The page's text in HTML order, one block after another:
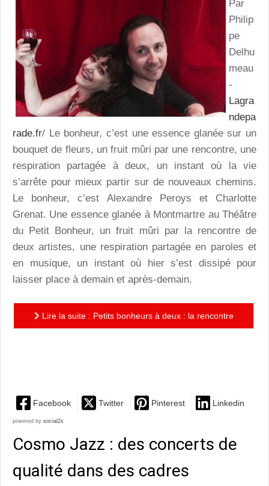
Par
Philip
pe
Delhu
meau
-
Lagra
ndepa
rade.fr/ Le bonheur, c’est une essence glanée sur un
bouquet de fleurs, un fruit mûri par une rencontre, une
respiration partagée à deux, un instant où la vie
s’arrête pour mieux partir sur de nouveaux chemins.
Le bonheur, c’est Alexandre Peroys et Charlotte
Grenat. Une essence glanée à Montmartre au Théâtre
du Petit Bonheur, un fruit mûri par la rencontre de
deux artistes, une respiration partagée en paroles et
en musique, un instant où hier s’est dissipé pour
laisser place à demain et après-demain.
Lire la suite : Petits bonheurs à deux : la rencontre
Facebook Twitter Pinterest Linkedin
powered by social2s
Cosmo Jazz : des concerts de
qualité dans des cadres